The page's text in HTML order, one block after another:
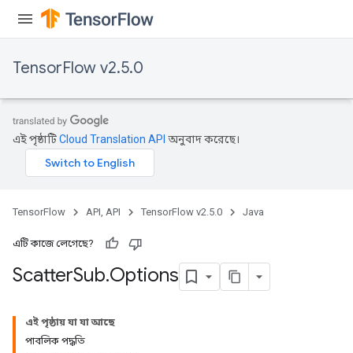
TensorFlow v2.5.0
এই পৃষ্ঠাটিCloud Translation API অনুবাদ করেছে।
TensorFlow API, API TensorFlow v2.5.0 Java
এটি কাজে লেগেছে?
ScatterSub.Options
এই পৃষ্ঠায় যা যা আছে
পাবলিক পদ্ধতি